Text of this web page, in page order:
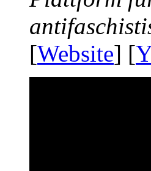
[Website] [